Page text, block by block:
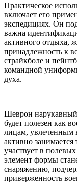
Практическое
включает его
экспедициях. Он
важна
активного отдыха,
принадлежность к
страйкболе и
командной
духа.
Шеврон нарукавный
будет полезен как
лицам, увлеченным
активно
участвует в
элемент формы
снаряжению,
приверженность